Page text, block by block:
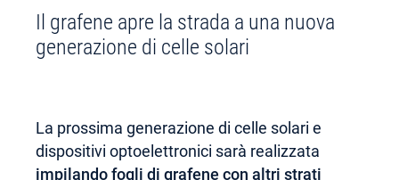
AREA RISERVATA
Il grafene apre la strada a una nuova
generazione di celle solari
La prossima generazione di celle solari e
dispositivi optoelettronici sarà realizzata
impilando fogli di grafene con altri strati